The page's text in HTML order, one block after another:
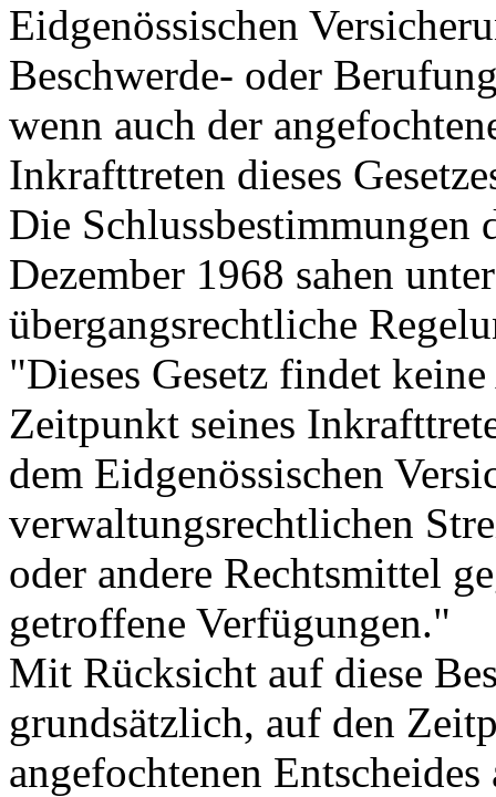
Eidgenössischen
Beschwerde- oder
wenn auch der
Inkrafttreten dieses
Die Schlussbestimmungen
Dezember 1968 sahen
übergangsrechtliche
"Dieses Gesetz findet
Zeitpunkt seines
dem Eidgenössischen
verwaltungsrechtlichen
oder andere Rechtsmittel
getroffene Verfügungen."
Mit Rücksicht auf diese
grundsätzlich, auf den
angefochtenen